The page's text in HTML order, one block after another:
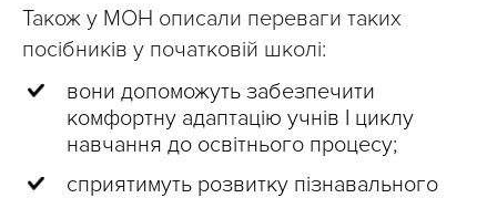
Також у МОН описали переваги таких
посібників у початковій школі:
вони допоможуть забезпечити
комфортну адаптацію учнів І циклу
навчання до освітнього процесу;
сприятимуть розвитку пізнавального